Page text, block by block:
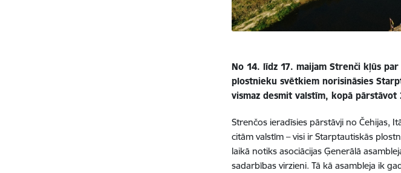
No 14. līdz 17. maijam Strenči kļūs
plostnieku svētkiem norisināsies
vismaz desmit valstīm, kopā pārstāvot
Strenčos ieradīsies pārstāvji no Čehijas,
citām valstīm – visi ir Starptautiskās
laikā notiks asociācijas Ģenerālā
sadarbības virzieni. Tā kā asambleja ik